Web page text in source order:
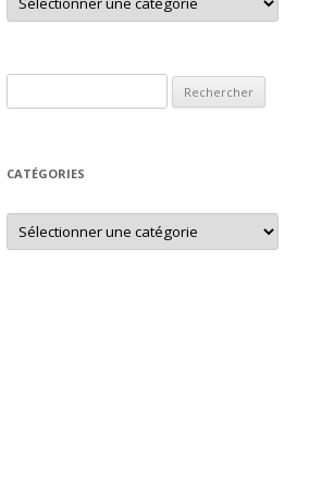
CATÉGORIES
Catégories